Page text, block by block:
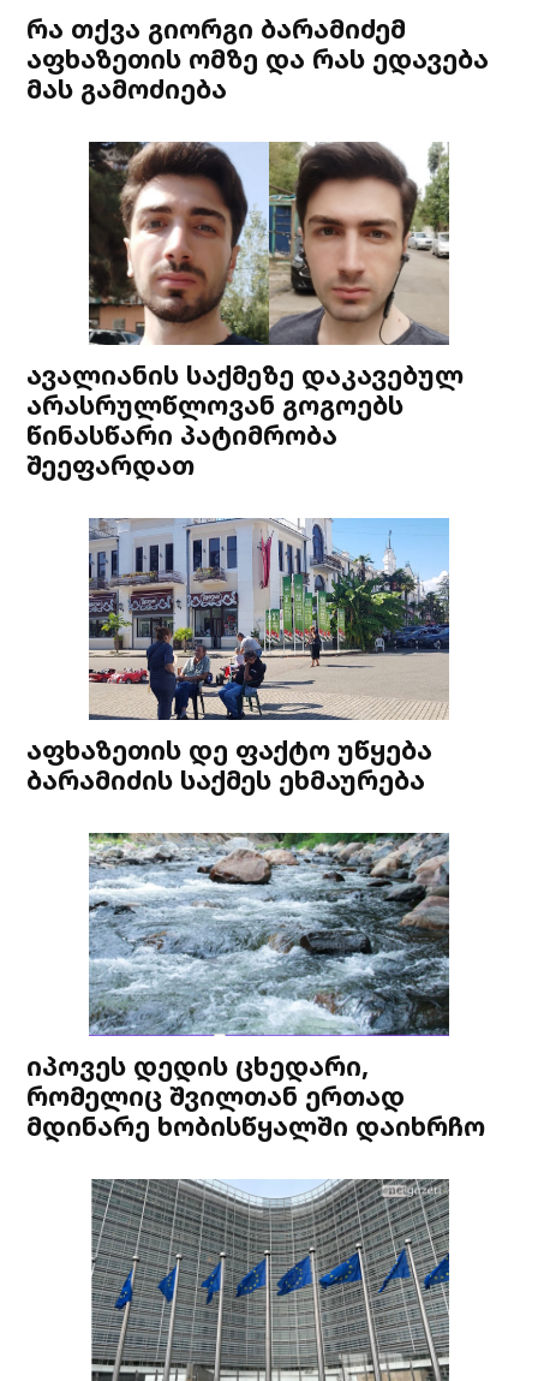
რა თქვა გიორგი ბარამიძემ
აფხაზეთის ომზე და რას ედავება
მას გამოძიება
ავალიანის საქმეზე დაკავებულ
არასრულწლოვან გოგოებს
წინასწარი პატიმრობა
შეეფარდათ
აფხაზეთის დე ფაქტო უწყება
ბარამიძის საქმეს ეხმაურება
იპოვეს დედის ცხედარი,
რომელიც შვილთან ერთად
მდინარე ხობისწყალში დაიხრჩო